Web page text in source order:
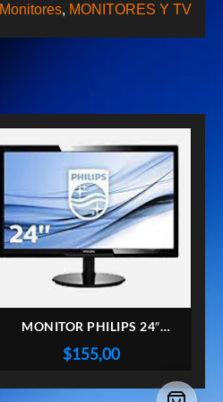
Monitores, MONITORES Y TV
MONITOR PHILIPS 24″
241V8L/77 HDMI VGA
$155,00